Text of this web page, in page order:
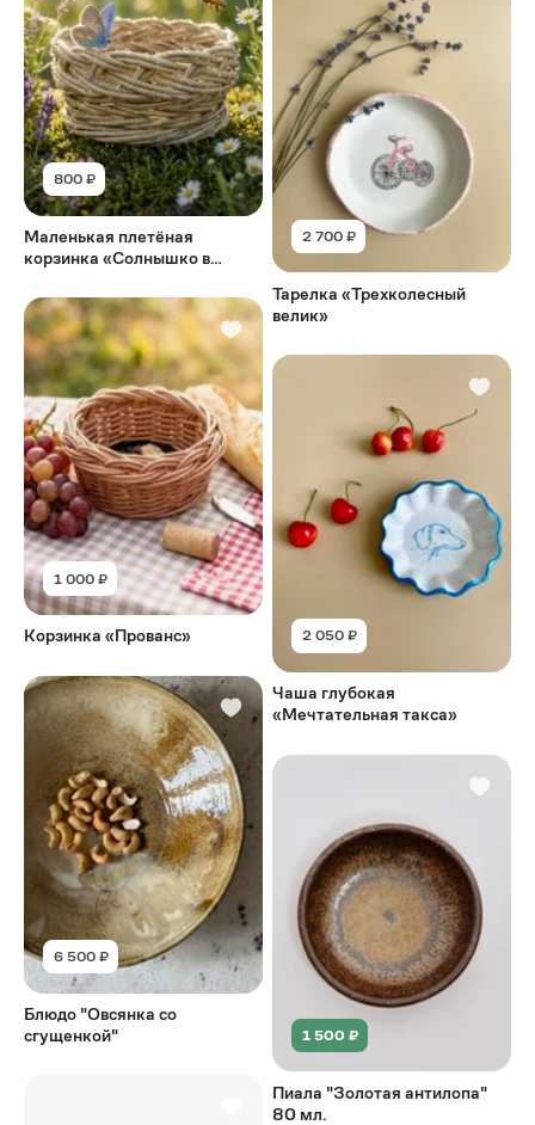
800 ₽
Маленькая плетёная
корзинка «Солнышко в
1 000 ₽
Корзинка «Прованс»
6 500 ₽
Блюдо "Овсянка со
сгущенкой"
2 700 ₽
Тарелка «Трехколесный
велик»
2 050 ₽
Чаша глубокая
«Мечтательная такса»
1 500 ₽
Пиала "Золотая антилопа"
80 мл.